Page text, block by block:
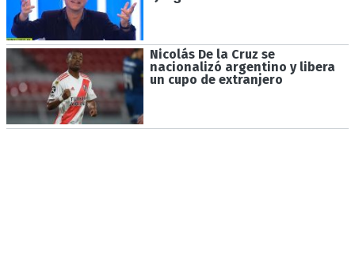
Nicolás De la Cruz se
nacionalizó argentino y libera
un cupo de extranjero